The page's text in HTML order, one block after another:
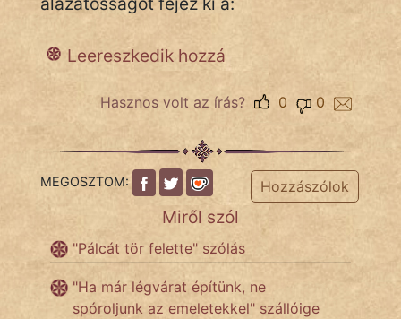
FILM
ÉLETMÓD
TÖRTÉNELEM
Népszerű szerzőink:
cinege
Leereszkedik hozzá
Hasznos volt az írás? 0
0
MEGOSZTOM: Hozzászólok
Miről szól
"Pálcát tör felette" szólás
"Ha már légvárat építünk, ne
spóroljunk az emeletekkel" szállóige